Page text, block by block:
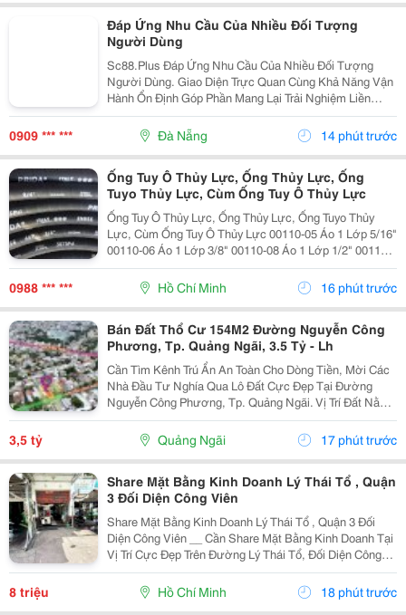
Đáp Ứng Nhu Cầu Của Nhiều Đối Tượng
Người Dùng
Sc88.Plus Đáp Ứng Nhu Cầu Của Nhiều Đối Tượng
Người Dùng. Giao Diện Trực Quan Cùng Khả Năng Vận
Hành Ổn Định Góp Phần Mang Lại Trải Nghiệm Liền
Mạch.
0909 *** *** Đà Nẵng 14 phút trước
Ống Tuy Ô Thủy Lực, Ống Thủy Lực, Ống
Tuyo Thủy Lực, Cùm Ống Tuy Ô Thủy Lực
Ống Tuy Ô Thủy Lực, Ống Thủy Lực, Ống Tuyo Thủy
Lực, Cùm Ống Tuy Ô Thủy Lực 00110-05 Áo 1 Lớp 5/16"
00110-06 Áo 1 Lớp 3/8" 00110-08 Áo 1 Lớp 1/2" 00110-
10 Áo 1 Lớp 5/8" 00110-16 Áo 1 Lớp 1" 00110-20 Áo 1...
0988 *** *** Hồ Chí Minh 16 phút trước
Bán Đất Thổ Cư 154M2 Đường Nguyễn Công
Phương, Tp. Quảng Ngãi, 3.5 Tỷ - Lh
Cần Tìm Kênh Trú Ẩn An Toàn Cho Dòng Tiền, Mời Các
Nhà Đầu Tư Nghía Qua Lô Đất Cực Đẹp Tại Đường
Nguyễn Công Phương, Tp. Quảng Ngãi. Vị Trí Đất Nằm
Ngay Khu Vực Trung Tâm Phường Nghĩa Lộ, Nơi Giao
Thương Sầm Uất Và Tiềm Năng Tăng Giá Rất Rõ...
3,5 tỷ Quảng Ngãi 17 phút trước
Share Mặt Bằng Kinh Doanh Lý Thái Tổ , Quận
3 Đối Diện Công Viên
Share Mặt Bằng Kinh Doanh Lý Thái Tổ , Quận 3 Đối
Diện Công Viên __ Cần Share Mặt Bằng Kinh Doanh Tại
Vị Trí Cực Đẹp Trên Đường Lý Thái Tổ, Đối Diện Công
Viên Giọt Nước Mắt, Khu Vực Đông Người Qua Lại Từ
Sáng Đến Chiều. * Địa Chỉ: 42 Đường Lý Thái...
8 triệu Hồ Chí Minh 18 phút trước